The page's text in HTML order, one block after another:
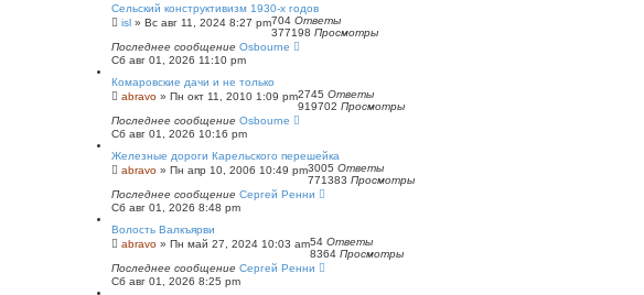
Сельский конструктивизм 1930-х годов
isl » Вс авг 11, 2024 8:27 pm704 Ответы
377198 Просмотры
Последнее сообщение Osbourne
Сб авг 01, 2026 11:10 pm
Комаровские дачи и не только
abravo » Пн окт 11, 2010 1:09 pm2745 Ответы
919702 Просмотры
Последнее сообщение Osbourne
Сб авг 01, 2026 10:16 pm
Железные дороги Карельского перешейка
abravo » Пн апр 10, 2006 10:49 pm3005 Ответы
771383 Просмотры
Последнее сообщение Сергей Ренни
Сб авг 01, 2026 8:48 pm
Волость Валкъярви
abravo » Пн май 27, 2024 10:03 am54 Ответы
8364 Просмотры
Последнее сообщение Сергей Ренни
Сб авг 01, 2026 8:25 pm